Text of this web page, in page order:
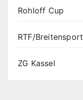
Rohloff Cup
RTF/Breitensport
ZG Kassel